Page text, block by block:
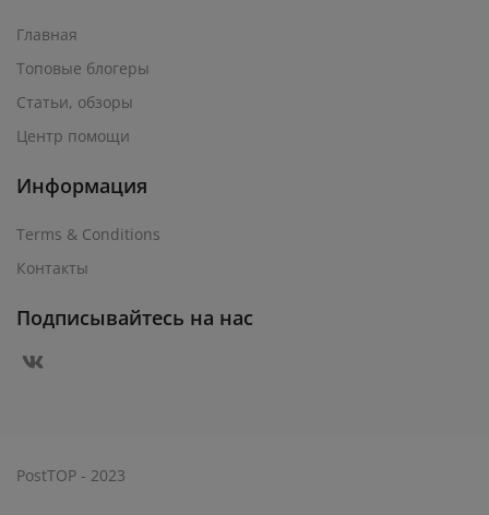
Главная
Топовые блогеры
Статьи, обзоры
Центр помощи
Информация
Terms & Conditions
Контакты
Подписывайтесь на нас
PostTOP - 2023